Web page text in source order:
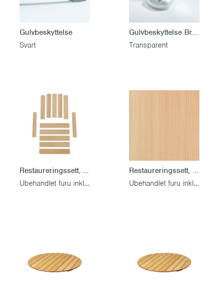
Gulvbeskyttelse
Svart
Gulvbeskyttelse Bryggeriserien
Transparent
Restaureringssett, Lenestol A2, seteplate 45 cm
Ubehandlet furu inkl. rustfri skruesett
Restaureringssett, Stol 1
Ubehandlet furu inkl. rustfri skruesett